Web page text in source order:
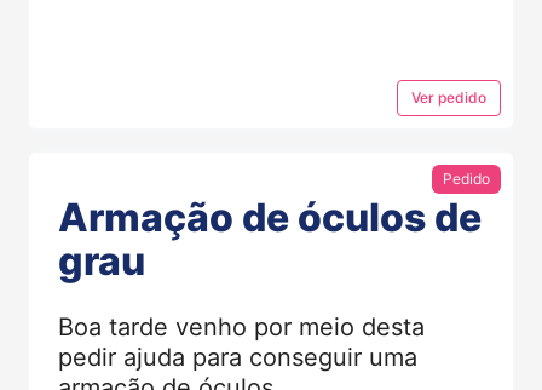
Ver pedido
Pedido
Armação de óculos de
grau
Boa tarde venho por meio desta
pedir ajuda para conseguir uma